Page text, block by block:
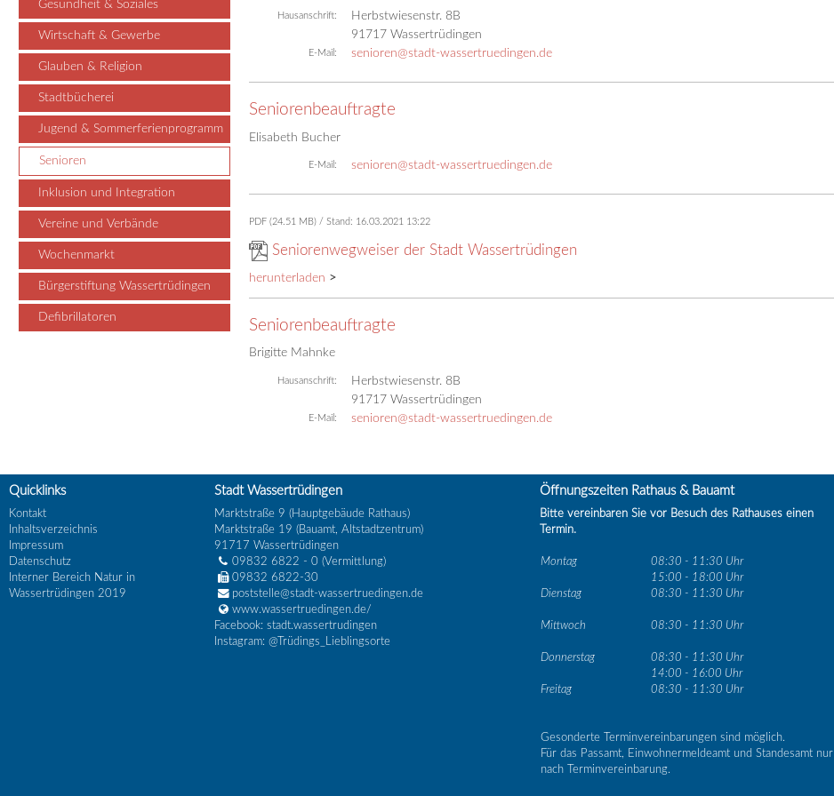
Gesundheit & Soziales
Wirtschaft & Gewerbe
Glauben & Religion
Stadtbücherei
Jugend & Sommerferienprogramm
Senioren
Inklusion und Integration
Vereine und Verbände
Wochenmarkt
Bürgerstiftung Wassertrüdingen
Defibrillatoren
Hausanschrift:
Herbstwiesenstr. 8B
91717 Wassertrüdingen
E-Mail: senioren@stadt-wassertruedingen.de
Seniorenbeauftragte
Elisabeth Bucher
E-Mail: senioren@stadt-wassertruedingen.de
PDF (24.51 MB) Stand: 16.03.2021 13:22
Seniorenwegweiser der Stadt Wassertrüdingen
herunterladen >
Seniorenbeauftragte
Brigitte Mahnke
Hausanschrift:
Herbstwiesenstr. 8B
91717 Wassertrüdingen
E-Mail: senioren@stadt-wassertruedingen.de
Quicklinks
Kontakt
Inhaltsverzeichnis
Impressum
Datenschutz
Interner Bereich Natur in
Wassertrüdingen 2019
Stadt Wassertrüdingen
Marktstraße 9 (Hauptgebäude Rathaus)
Marktstraße 19 (Bauamt, Altstadtzentrum)
91717 Wassertrüdingen
09832 6822 - 0 (Vermittlung)
09832 6822-30
poststelle@stadt-wassertruedingen.de
www.wassertruedingen.de/
Facebook: stadt.wassertrudingen
Instagram: @Trüdings_Lieblingsorte
Öffnungszeiten Rathaus & Bauamt
Bitte vereinbaren Sie vor Besuch des Rathauses einen
Termin.
Montag
08:30 - 11:30 Uhr
15:00 - 18:00 Uhr
Dienstag
08:30 - 11:30 Uhr
Mittwoch 08:30 - 11:30 Uhr
Donnerstag
08:30 - 11:30 Uhr
14:00 - 16:00 Uhr
Freitag
08:30 - 11:30 Uhr
Gesonderte Terminvereinbarungen sind möglich.
Für das Passamt, Einwohnermeldeamt und Standesamt nur
nach Terminvereinbarung.